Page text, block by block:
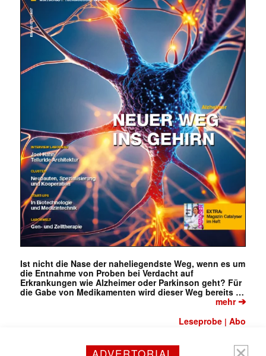
Mit dem |transkript-Newsletter
jede Woche aktuell informiert.
E-
Mail
(erforderlich)
Ist nicht die Nase der naheliegendste Weg, wenn es um
die Entnahme von Proben bei Verdacht auf
Erkrankungen wie Alzheimer oder Parkinson geht? Für
die Gabe von Medikamenten wird dieser Weg bereits …
mehr➔
Leseprobe |Abo